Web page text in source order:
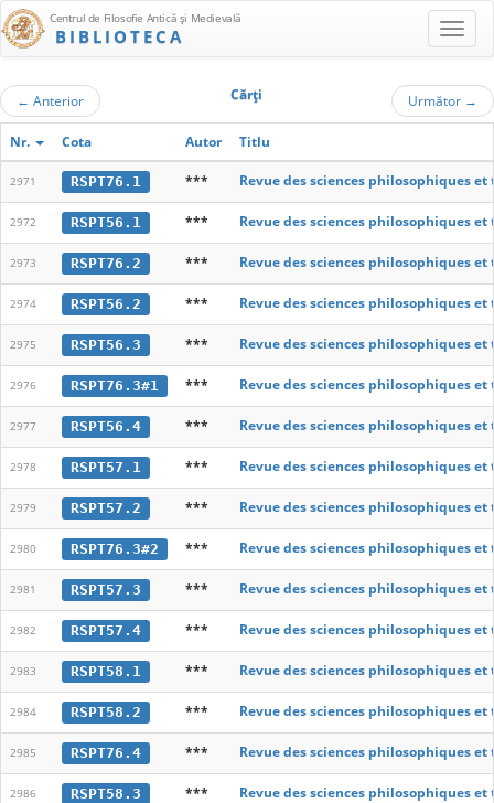
Centrul de Filosofie Antică şi Medievală
BIBLIOTECA
← Anterior Cărţi Următor →
Nr. Cota Autor Titlu
2971 RSPT76.1 *** Revue des sciences philosophiques
2972 RSPT56.1 *** Revue des sciences philosophiques
2973 RSPT76.2 *** Revue des sciences philosophiques
2974 RSPT56.2 *** Revue des sciences philosophiques
2975 RSPT56.3 *** Revue des sciences philosophiques
2976 RSPT76.3#1 *** Revue des sciences philosophiques
2977 RSPT56.4 *** Revue des sciences philosophiques
2978 RSPT57.1 *** Revue des sciences philosophiques
2979 RSPT57.2 *** Revue des sciences philosophiques
2980 RSPT76.3#2 *** Revue des sciences philosophiques
2981 RSPT57.3 *** Revue des sciences philosophiques
2982 RSPT57.4 *** Revue des sciences philosophiques
2983 RSPT58.1 *** Revue des sciences philosophiques
2984 RSPT58.2 *** Revue des sciences philosophiques
2985 RSPT76.4 *** Revue des sciences philosophiques
2986 RSPT58.3 *** Revue des sciences philosophiques